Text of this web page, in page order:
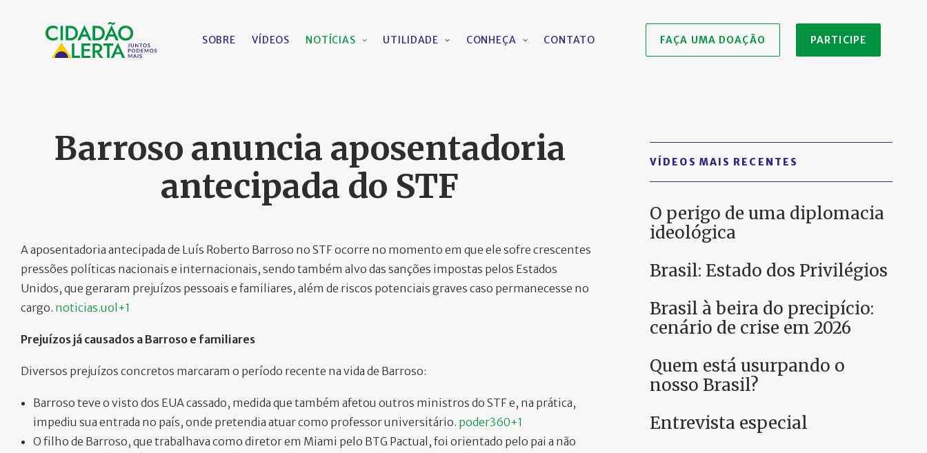
SOBRE VÍDEOS NOTÍCIAS UTILIDADE CONHEÇA CONTATO FAÇA UMA DOAÇÃO PARTICIPE
Barroso anuncia aposentadoria
antecipada do STF
A aposentadoria antecipada de Luís Roberto Barroso no STF ocorre no momento em que ele sofre crescentes
pressões políticas nacionais e internacionais, sendo também alvo das sanções impostas pelos Estados
Unidos, que geraram prejuízos pessoais e familiares, além de riscos potenciais graves caso permanecesse no
cargo. noticias.uol+1
Prejuízos já causados a Barroso e familiares
Diversos prejuízos concretos marcaram o período recente na vida de Barroso:
Barroso teve o visto dos EUA cassado, medida que também afetou outros ministros do STF e, na prática,
impediu sua entrada no país, onde pretendia atuar como professor universitário. poder360+1
O filho de Barroso, que trabalhava como diretor em Miami pelo BTG Pactual, foi orientado pelo pai a não
VÍDEOS MAIS RECENTES
O perigo de uma diplomacia
ideológica
Brasil: Estado dos Privilégios
Brasil à beira do precipício:
cenário de crise em 2026
Quem está usurpando o
nosso Brasil?
Entrevista especial